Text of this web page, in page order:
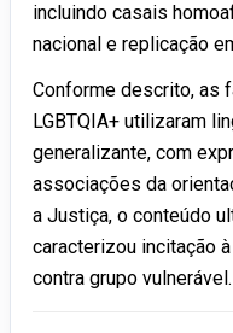
incluindo casais
nacional e replicação
Conforme descrito, as
LGBTQIA+ utilizaram
generalizante, com
associações da
a Justiça, o conteúdo
caracterizou incitação
contra grupo vulnerável.